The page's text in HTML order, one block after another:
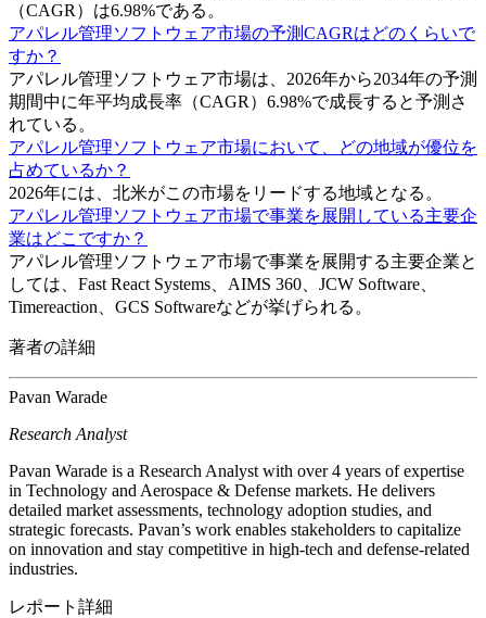
（CAGR）は6.98%である。
アパレル管理ソフトウェア市場の予測CAGRはどのくらいで
すか？
アパレル管理ソフトウェア市場は、2026年から2034年の予測
期間中に年平均成長率（CAGR）6.98%で成長すると予測さ
れている。
アパレル管理ソフトウェア市場において、どの地域が優位を
占めているか？
2026年には、北米がこの市場をリードする地域となる。
アパレル管理ソフトウェア市場で事業を展開している主要企
業はどこですか？
アパレル管理ソフトウェア市場で事業を展開する主要企業と
しては、Fast React Systems、AIMS 360、JCW Software、
Timereaction、GCS Softwareなどが挙げられる。
著者の詳細
Pavan Warade
Research Analyst
Pavan Warade is a Research Analyst with over 4 years of expertise
in Technology and Aerospace & Defense markets. He delivers
detailed market assessments, technology adoption studies, and
strategic forecasts. Pavan’s work enables stakeholders to capitalize
on innovation and stay competitive in high-tech and defense-related
industries.
レポート詳細